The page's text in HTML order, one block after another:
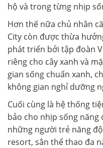
hộ và trong từng nhịp
Hơn thế nữa chủ nhân
City còn được thừa
phát triển bởi tập đoàn
riêng cho cây xanh và
gian sống chuẩn xanh,
không gian nghỉ dưỡng
Cuối cùng là hệ thống
bảo cho nhịp sống năng
những người trẻ năng
resort, sân thể thao đa